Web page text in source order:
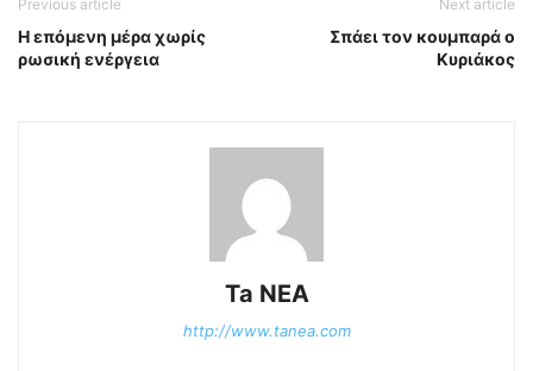
Previous article
H επόμενη μέρα χωρίς
ρωσική ενέργεια
Next article
Σπάει τον κουμπαρά ο
Κυριάκος
Ta NEA
http://www.tanea.com